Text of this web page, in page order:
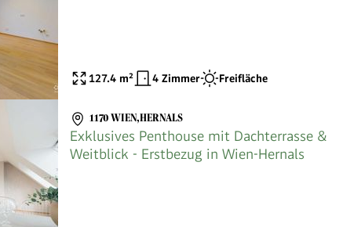
127.4 m² 4 Zimmer Freifläche
1170 WIEN,HERNALS
Exklusives Penthouse mit Dachterrasse &
Weitblick - Erstbezug in Wien-Hernals